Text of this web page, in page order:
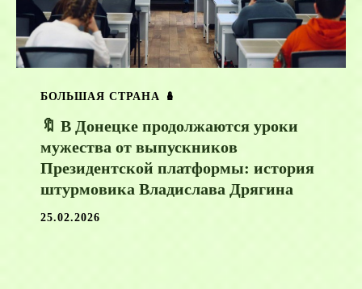
БОЛЬШАЯ СТРАНА 🪆
🔖 В Донецке продолжаются уроки
мужества от выпускников
Президентской платформы: история
штурмовика Владислава Дрягина
25.02.2026